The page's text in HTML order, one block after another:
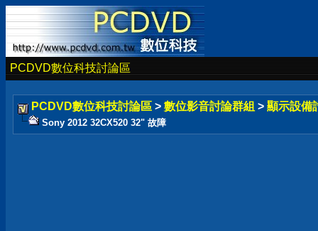
PCDVD數位科技討論區
PCDVD數位科技討論區 > 數位影音討論群組 > 顯示設備
Sony 2012 32CX520 32" 故障